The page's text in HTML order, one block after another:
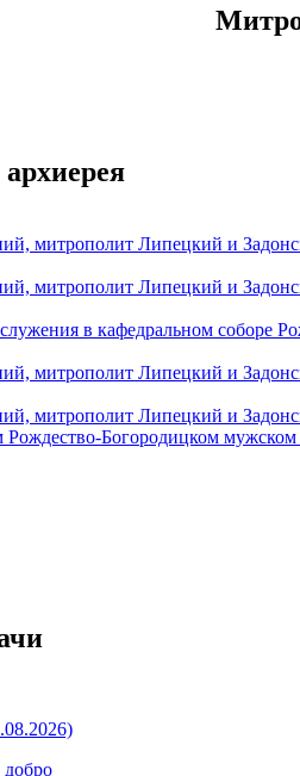
митрополит Липецкий и
митрополит Липецкий и
в кафедральном соборе
митрополит Липецкий и
митрополит Липецкий и
Рождество-Богородицком